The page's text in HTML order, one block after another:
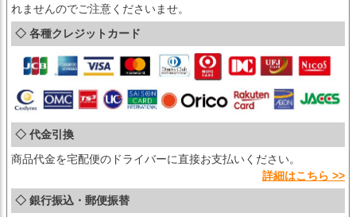
れませんのでご注意くださいませ。
◇ 各種クレジットカード
◇ 代金引換
商品代金を宅配便のドライバーに直接お支払いください。
詳細はこちら >>
◇ 銀行振込・郵便振替